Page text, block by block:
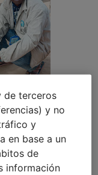
de terceros
y no
y
en base a un
de
información